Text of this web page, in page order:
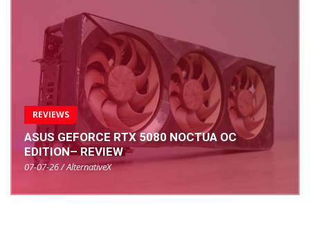
REVIEWS
ASUS GEFORCE RTX 5080 NOCTUA OC
EDITION– REVIEW
07-07-26 / AlternativeX